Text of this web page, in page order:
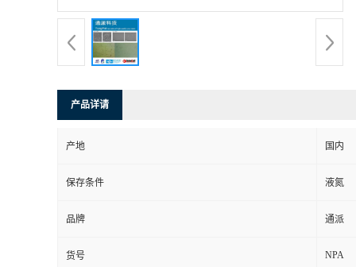
产品详请
产地 国内
保存条件 液氮
品牌 通派
货号 NPA